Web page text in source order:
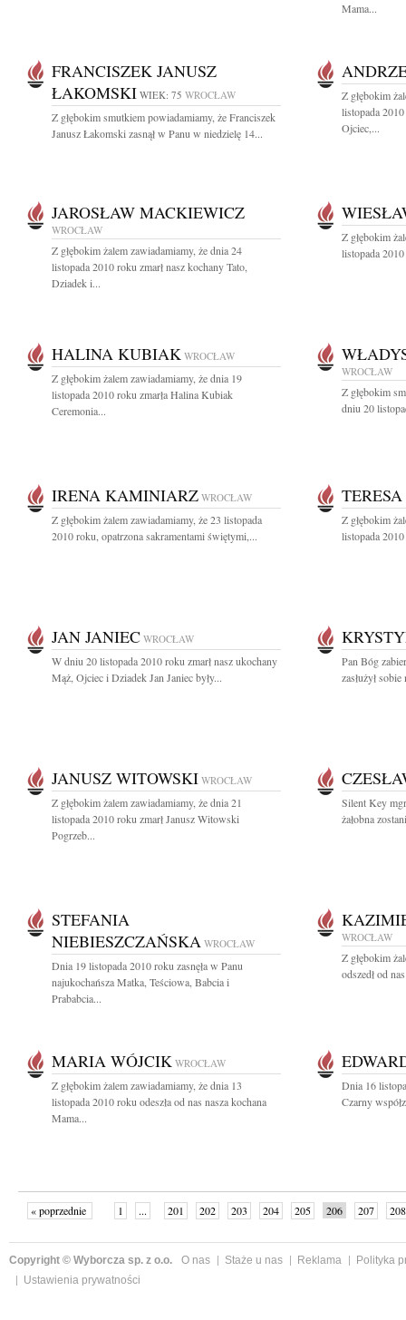
Mama...
FRANCISZEK JANUSZ
ŁAKOMSKI WIEK: 75 WROCŁAW
Z głębokim smutkiem powiadamiamy, że Franciszek
Janusz Łakomski zasnął w Panu w niedzielę 14...
Z głębokim
listopada
Ojciec,...
JAROSŁAW MACKIEWICZ
WROCŁAW
Z głębokim żalem zawiadamiamy, że dnia 24
listopada 2010 roku zmarł nasz kochany Tato,
Dziadek i...
Z głębokim
listopada
HALINA KUBIAK WROCŁAW
Z głębokim żalem zawiadamiamy, że dnia 19
listopada 2010 roku zmarła Halina Kubiak
Ceremonia...
WROCŁAW
Z głębokim
dniu 20
IRENA KAMINIARZ WROCŁAW
Z głębokim żalem zawiadamiamy, że 23 listopada
2010 roku, opatrzona sakramentami świętymi,...
Z głębokim
listopada
JAN JANIEC WROCŁAW
W dniu 20 listopada 2010 roku zmarł nasz ukochany
Mąż, Ojciec i Dziadek Jan Janiec były...
Pan Bóg
zasłużył
JANUSZ WITOWSKI WROCŁAW
Z głębokim żalem zawiadamiamy, że dnia 21
listopada 2010 roku zmarł Janusz Witowski
Pogrzeb...
Silent Key
żałobna
STEFANIA
NIEBIESZCZAŃSKA WROCŁAW
Dnia 19 listopada 2010 roku zasnęła w Panu
najukochańsza Matka, Teściowa, Babcia i
Prababcia...
WROCŁAW
Z głębokim
odszedł od
MARIA WÓJCIK WROCŁAW
Z głębokim żalem zawiadamiamy, że dnia 13
listopada 2010 roku odeszła od nas nasza kochana
Mama...
Dnia 16
Czarny
« poprzednie 1 ... 201 202 203 204 205 206 207
208
Copyright © Wyborcza sp. z o.o. O nas Staże u nas Reklama
Polityka
Ustawienia prywatności